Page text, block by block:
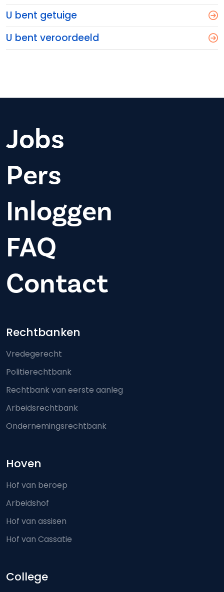
U bent getuige
U bent veroordeeld
Jobs
Pers
Inloggen
FAQ
Contact
Footer-menu
Rechtbanken
Vredegerecht
Politierechtbank
Rechtbank van eerste aanleg
Arbeidsrechtbank
Ondernemingsrechtbank
Hoven
Hof van beroep
Arbeidshof
Hof van assisen
Hof van Cassatie
College